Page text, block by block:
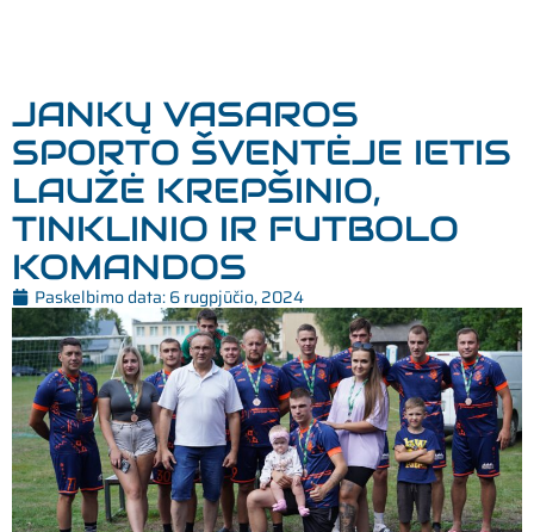
JANKŲ VASAROS
SPORTO ŠVENTĖJE IETIS
LAUŽĖ KREPŠINIO,
TINKLINIO IR FUTBOLO
KOMANDOS
Paskelbimo data:6 rugpjūčio, 2024